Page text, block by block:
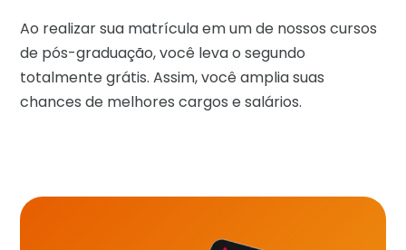
Ao realizar sua matrícula em um de nossos cursos
de pós-graduação, você leva o segundo
totalmente grátis. Assim, você amplia suas
chances de melhores cargos e salários.